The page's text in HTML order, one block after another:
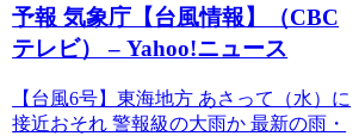
予報 気象庁【台風情報】（CBC
テレビ） – Yahoo!ニュース
【台風6号】東海地方 あさって（水）に
接近おそれ 警報級の大雨か 最新の雨・